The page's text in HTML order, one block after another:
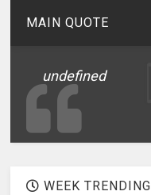
MAIN QUOTE
undefined
WEEK TRENDING